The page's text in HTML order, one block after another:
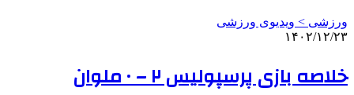
ورزشی > ویدیوی ورزشی
۱۴۰۲/۱۲/۲۳
خلاصه بازی پرسپولیس ۲ – ۰ ملوان